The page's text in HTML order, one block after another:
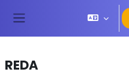
Salta al contenido principal
REDA